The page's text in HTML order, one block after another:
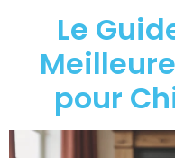
Le
pour